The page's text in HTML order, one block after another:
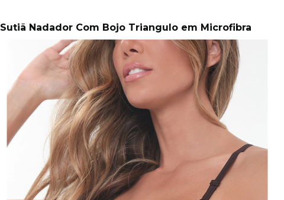
Sutiã Nadador Com Bojo Triangulo em Microfibra